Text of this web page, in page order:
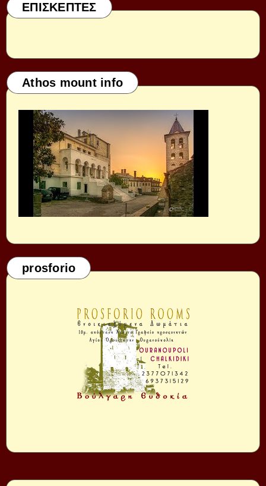
ΕΠΙΣΚΕΠΤΕΣ
Athos mount info
prosforio